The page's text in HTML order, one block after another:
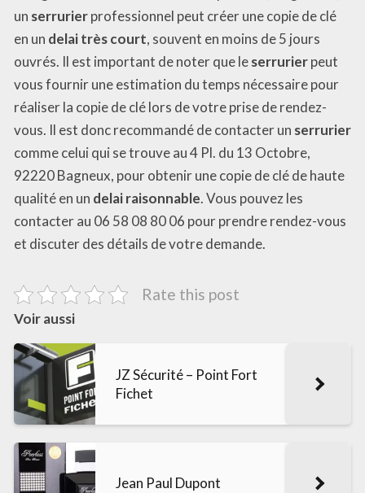
un serrurierprofessionnel peut créer une copie de clé
en un delai très court, souvent en moins de 5 jours
ouvrés. Il est important de noter que leserrurierpeut
vous fournir une estimation du temps nécessaire pour
réaliser la copie de clé lors de votre prise de rendez-
vous. Il est donc recommandé de contacter un serrurier
comme celui qui se trouve au 4 Pl. du 13 Octobre,
92220 Bagneux, pour obtenir une copie de clé de haute
qualité en un delai raisonnable. Vous pouvez les
contacter au 06 58 08 80 06 pour prendre rendez-vous
et discuter des détails de votre demande.
Rate this post
Voir aussi
JZ Sécurité – Point Fort
Fichet
Jean Paul Dupont